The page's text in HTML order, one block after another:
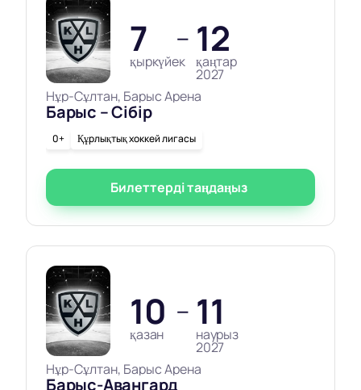
7
қыркүйек
— 12
қаңтар
2027
Нұр-Сұлтан, Барыс Арена
Барыс – Сібір
0+ Құрлықтық хоккей лигасы
Билеттерді таңдаңыз
10
қазан
— 11
наурыз
2027
Нұр-Сұлтан, Барыс Арена
Барыс-Авангард